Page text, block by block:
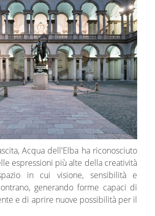
Acqua dell'Elba ha riconosciuto
espressioni più alte della creatività
in cui visione, sensibilità e
generando forme capaci di
e di aprire nuove possibilità per il